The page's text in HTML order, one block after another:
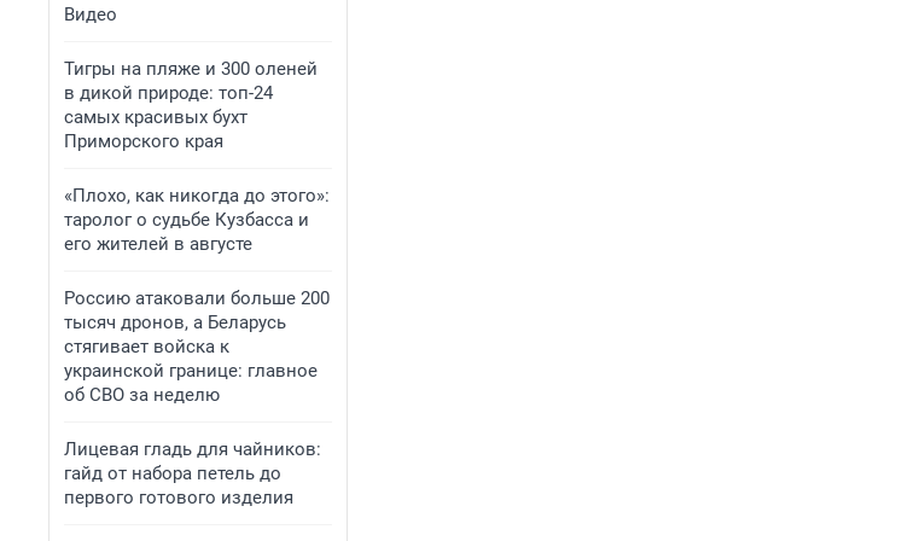
Видео
Тигры на пляже и 300 оленей
в дикой природе: топ-24
самых красивых бухт
Приморского края
«Плохо, как никогда до этого»:
таролог о судьбе Кузбасса и
его жителей в августе
Россию атаковали больше 200
тысяч дронов, а Беларусь
стягивает войска к
украинской границе: главное
об СВО за неделю
Лицевая гладь для чайников:
гайд от набора петель до
первого готового изделия